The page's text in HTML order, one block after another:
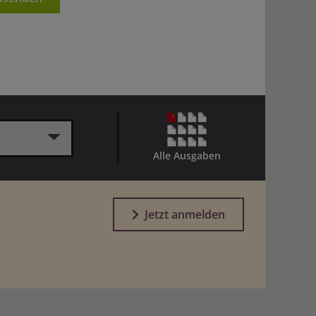
Alle Ausgaben
Jetzt anmelden